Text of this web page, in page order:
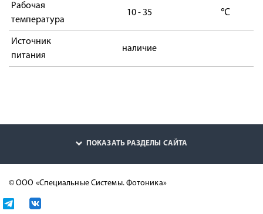
Рабочая
температура
10 - 35 ℃
Источник
питания
наличие
ПОКАЗАТЬ РАЗДЕЛЫ САЙТА
© ООО «Специальные Системы. Фотоника»